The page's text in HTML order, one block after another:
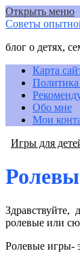
Открыть меню
Советы
блог о детях,
Карта
Политика
Обо мне
Мои
Игры для
ролевые или
Ролевые игры-